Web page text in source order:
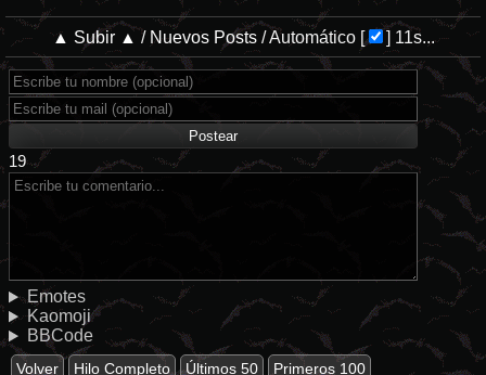
▲ Subir ▲ / Nuevos Posts/Automático[ ] 11s...
19
Emotes
Kaomoji
BBCode
Volver Hilo Completo Últimos 50 Primeros 100